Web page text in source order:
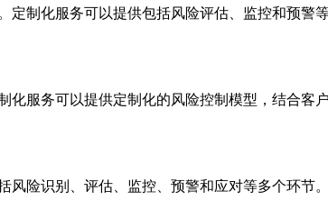
制化服务可以提供包括风险评估、监控和预警
服务可以提供定制化的风险控制模型，结合客
险识别、评估、监控、预警和应对等多个环